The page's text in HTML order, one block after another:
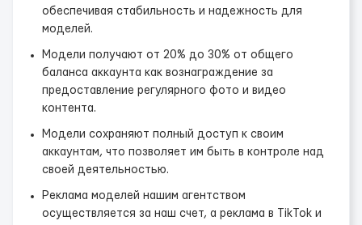
обеспечивая стабильность и надежность для
моделей.
Модели получают от 20% до 30% от общего
баланса аккаунта как вознаграждение за
предоставление регулярного фото и видео
контента.
Модели сохраняют полный доступ к своим
аккаунтам, что позволяет им быть в контроле над
своей деятельностью.
Реклама моделей нашим агентством
осуществляется за наш счет, а реклама в TikTok и